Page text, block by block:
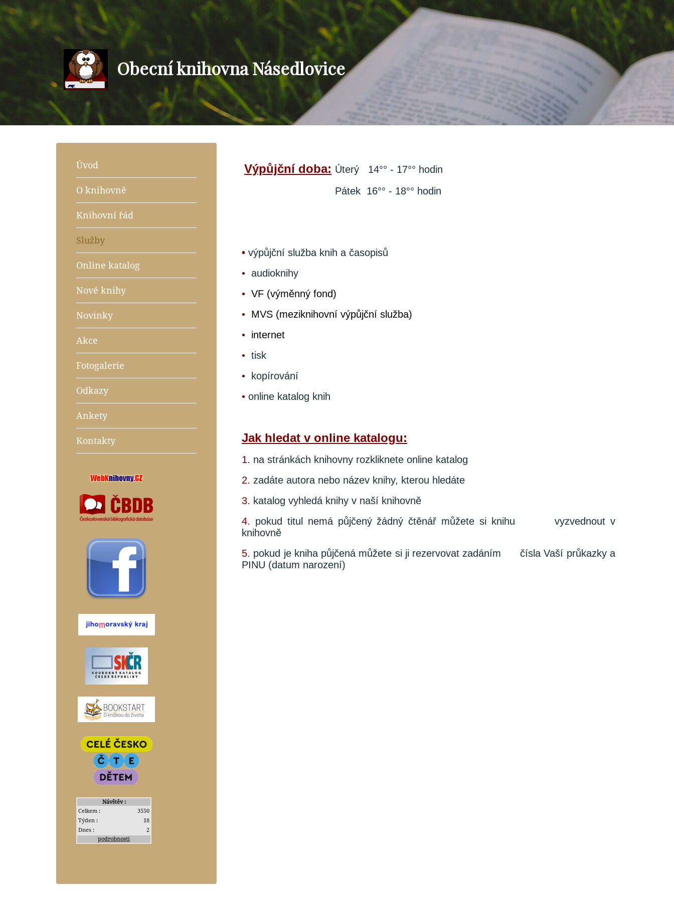
Obecní knihovna Násedlovice
Úvod
O knihovně
Knihovní řád
Služby
Online katalog
Nové knihy
Novinky
Akce
Fotogalerie
Odkazy
Ankety
Kontakty
Návštěv :
Celkem :
3550
Týden :
18
Dnes :
2
podrobnosti
Výpůjční doba: Úterý 14°° - 17°° hodin
Pátek 16°° - 18°° hodin
• výpůjční služba knih a časopisů
• audioknihy
• VF (výměnný fond)
• MVS (meziknihovní výpůjční služba)
• internet
• tisk
• kopírování
• online katalog knih
Jak hledat v online katalogu:
1. na stránkách knihovny rozkliknete online katalog
2. zadáte autora nebo název knihy, kterou hledáte
3. katalog vyhledá knihy v naší knihovně
4. pokud titul nemá půjčený žádný čtěnář můžete si knihu vyzvednout v
knihovně
5. pokud je kniha půjčená můžete si ji rezervovat zadáním čísla Vaší průkazky a
PINU (datum narození)